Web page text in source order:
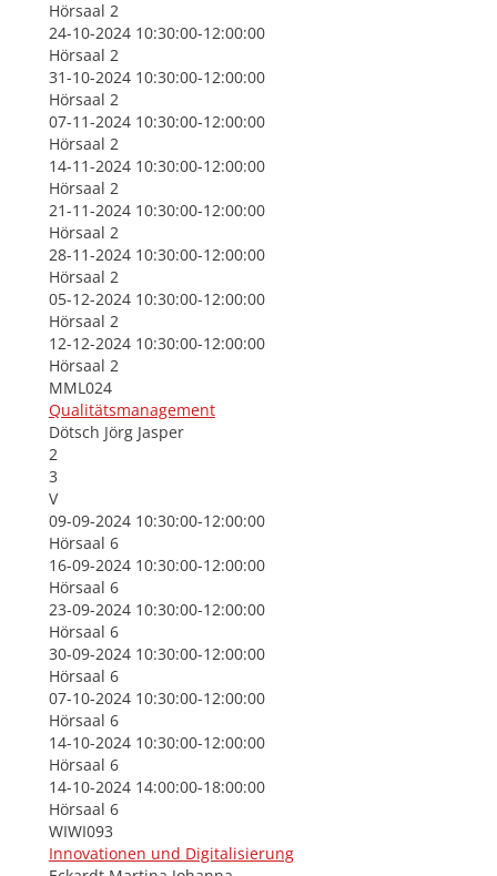
Hörsaal 2
24-10-2024 10:30:00-12:00:00
Hörsaal 2
31-10-2024 10:30:00-12:00:00
Hörsaal 2
07-11-2024 10:30:00-12:00:00
Hörsaal 2
14-11-2024 10:30:00-12:00:00
Hörsaal 2
21-11-2024 10:30:00-12:00:00
Hörsaal 2
28-11-2024 10:30:00-12:00:00
Hörsaal 2
05-12-2024 10:30:00-12:00:00
Hörsaal 2
12-12-2024 10:30:00-12:00:00
Hörsaal 2
MML024
Qualitätsmanagement
Dötsch Jörg Jasper
2
3
V
09-09-2024 10:30:00-12:00:00
Hörsaal 6
16-09-2024 10:30:00-12:00:00
Hörsaal 6
23-09-2024 10:30:00-12:00:00
Hörsaal 6
30-09-2024 10:30:00-12:00:00
Hörsaal 6
07-10-2024 10:30:00-12:00:00
Hörsaal 6
14-10-2024 10:30:00-12:00:00
Hörsaal 6
14-10-2024 14:00:00-18:00:00
Hörsaal 6
WIWI093
Innovationen und Digitalisierung